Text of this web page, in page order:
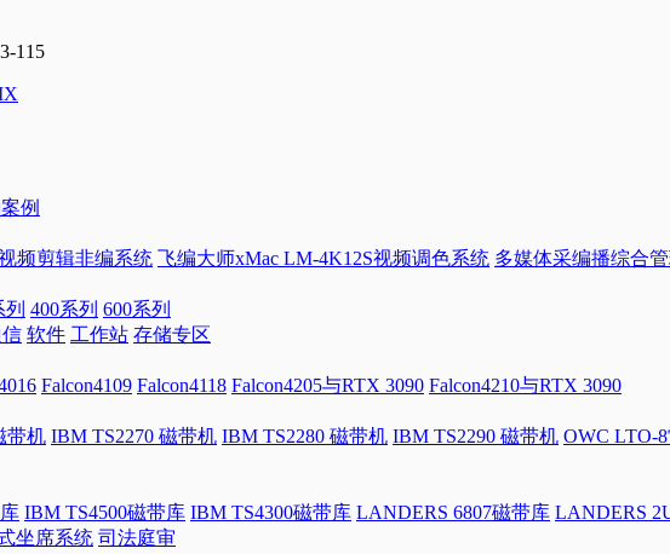
115
例
频剪辑非编系统 飞编大师xMac LM-4K12S视频调色系统 多媒体采编播综合
列 400系列 600系列
软件 工作站 存储专区
Falcon4109 Falcon4118 Falcon4205与RTX 3090 Falcon4210与RTX 3090
带机 IBM TS2270 磁带机 IBM TS2280 磁带机 IBM TS2290 磁带机 OWC LTO-
IBM TS4500磁带库 IBM TS4300磁带库 LANDERS 6807磁带库 LANDERS
坐席系统 司法庭审